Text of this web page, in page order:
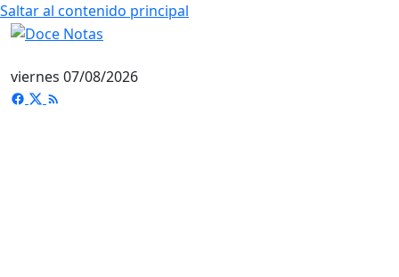
Saltar al contenido principal
viernes 07/08/2026